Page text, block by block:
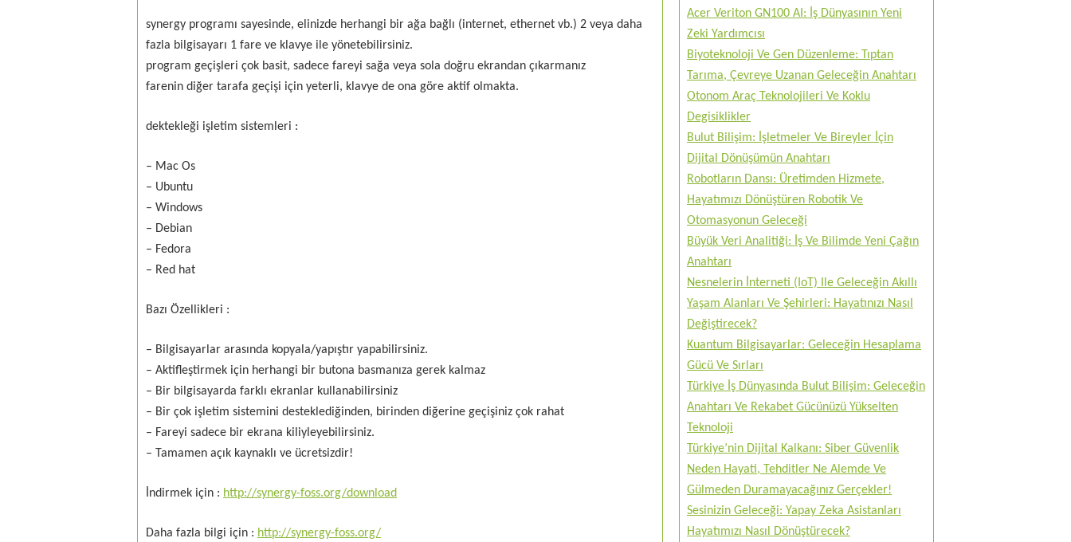
synergy programı sayesinde, elinizde herhangi bir ağa bağlı (internet, ethernet vb.) 2 veya daha
fazla bilgisayarı 1 fare ve klavye ile yönetebilirsiniz.
program geçişleri çok basit, sadece fareyi sağa veya sola doğru ekrandan çıkarmanız
farenin diğer tarafa geçişi için yeterli, klavye de ona göre aktif olmakta.
dektekleği işletim sistemleri :
– Mac Os
– Ubuntu
– Windows
– Debian
– Fedora
– Red hat
Bazı Özellikleri :
– Bilgisayarlar arasında kopyala/yapıştır yapabilirsiniz.
– Aktifleştirmek için herhangi bir butona basmanıza gerek kalmaz
– Bir bilgisayarda farklı ekranlar kullanabilirsiniz
– Bir çok işletim sistemini desteklediğinden, birinden diğerine geçişiniz çok rahat
– Fareyi sadece bir ekrana kiliyleyebilirsiniz.
– Tamamen açık kaynaklı ve ücretsizdir!
İndirmek için : http://synergy-foss.org/download
Daha fazla bilgi için : http://synergy-foss.org/
Acer Veriton GN100 AI: İş Dünyasının Yeni
Zeki Yardımcısı
Biyoteknoloji Ve Gen Düzenleme: Tıptan
Tarıma, Çevreye Uzanan Geleceğin Anahtarı
Otonom Araç Teknolojileri Ve Koklu
Degisiklikler
Bulut Bilişim: İşletmeler Ve Bireyler İçin
Dijital Dönüşümün Anahtarı
Robotların Dansı: Üretimden Hizmete,
Hayatımızı Dönüştüren Robotik Ve
Otomasyonun Geleceği
Büyük Veri Analitiği: İş Ve Bilimde Yeni Çağın
Anahtarı
Nesnelerin İnterneti (IoT) Ile Geleceğin Akıllı
Yaşam Alanları Ve Şehirleri: Hayatınızı Nasıl
Değiştirecek?
Kuantum Bilgisayarlar: Geleceğin Hesaplama
Gücü Ve Sırları
Türkiye İş Dünyasında Bulut Bilişim: Geleceğin
Anahtarı Ve Rekabet Gücünüzü Yükselten
Teknoloji
Türkiye’nin Dijital Kalkanı: Siber Güvenlik
Neden Hayati, Tehditler Ne Alemde Ve
Gülmeden Duramayacağınız Gerçekler!
Sesinizin Geleceği: Yapay Zeka Asistanları
Hayatımızı Nasıl Dönüştürecek?